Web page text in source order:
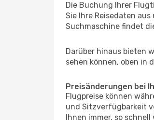
Die Buchung Ihrer
Sie Ihre Reisedaten
Suchmaschine findet
Darüber hinaus bieten
sehen können, oben in
Preisänderungen bei
Flugpreise können
und Sitzverfügbarkeit
Ihnen immer, so